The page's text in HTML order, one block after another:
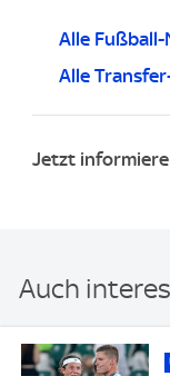
Alle Fußball-
Alle
Jetzt
Auch